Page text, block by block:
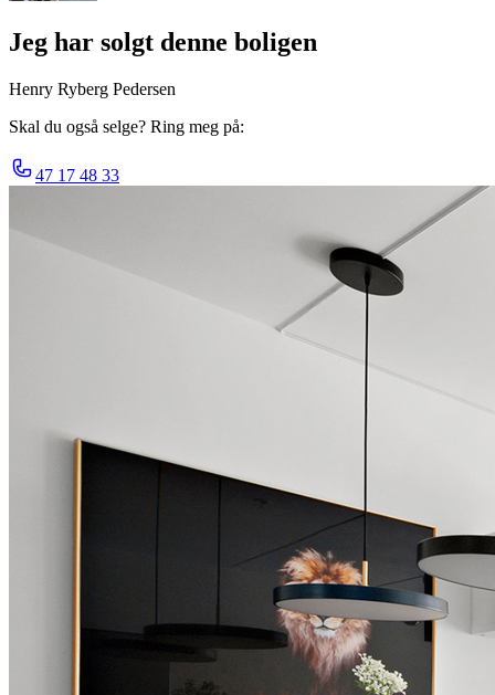
Jeg har solgt denne boligen
Henry Ryberg Pedersen
Skal du også selge? Ring meg på:
47 17 48 33